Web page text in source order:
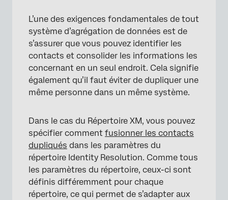
L’une des exigences fondamentales de tout
système d’agrégation de données est de
s’assurer que vous pouvez identifier les
contacts et consolider les informations les
concernant en un seul endroit. Cela signifie
également qu’il faut éviter de dupliquer une
même personne dans un même système.
Dans le cas du Répertoire XM, vous pouvez
spécifier comment fusionner les contacts
dupliqués dans les paramètres du
répertoire Identity Resolution. Comme tous
les paramètres du répertoire, ceux-ci sont
définis différemment pour chaque
répertoire, ce qui permet de s’adapter aux